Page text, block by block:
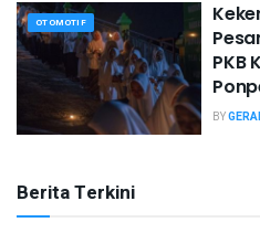
OTOMOTIF
PKB
BY
Berita Terkini